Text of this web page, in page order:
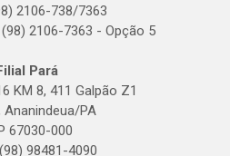
2106-738/7363
2106-7363 - Opção 5
Pará
KM 8, 411 Galpão Z1
Ananindeua/PA
67030-000
98481-4090